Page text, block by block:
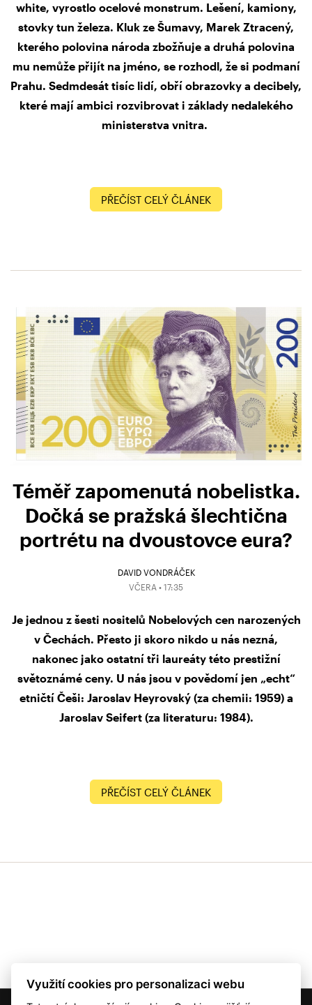
white, vyrostlo ocelové monstrum. Lešení, kamiony,
stovky tun železa. Kluk ze Šumavy, Marek Ztracený,
kterého polovina národa zbožňuje a druhá polovina
mu nemůže přijít na jméno, se rozhodl, že si podmaní
Prahu. Sedmdesát tisíc lidí, obří obrazovky a decibely,
které mají ambici rozvibrovat i základy nedalekého
ministerstva vnitra.
PŘEČÍST CELÝ ČLÁNEK
Téměř zapomenutá nobelistka.
Dočká se pražská šlechtična
portrétu na dvoustovce eura?
DAVID VONDRÁČEK
VČERA • 17:35
Je jednou z šesti nositelů Nobelových cen narozených
v Čechách. Přesto ji skoro nikdo u nás nezná,
nakonec jako ostatní tři laureáty této prestižní
světoznámé ceny. U nás jsou v povědomí jen „echt“
etničtí Češi: Jaroslav Heyrovský (za chemii: 1959) a
Jaroslav Seifert (za literaturu: 1984).
PŘEČÍST CELÝ ČLÁNEK
Využití cookies pro personalizaci webu